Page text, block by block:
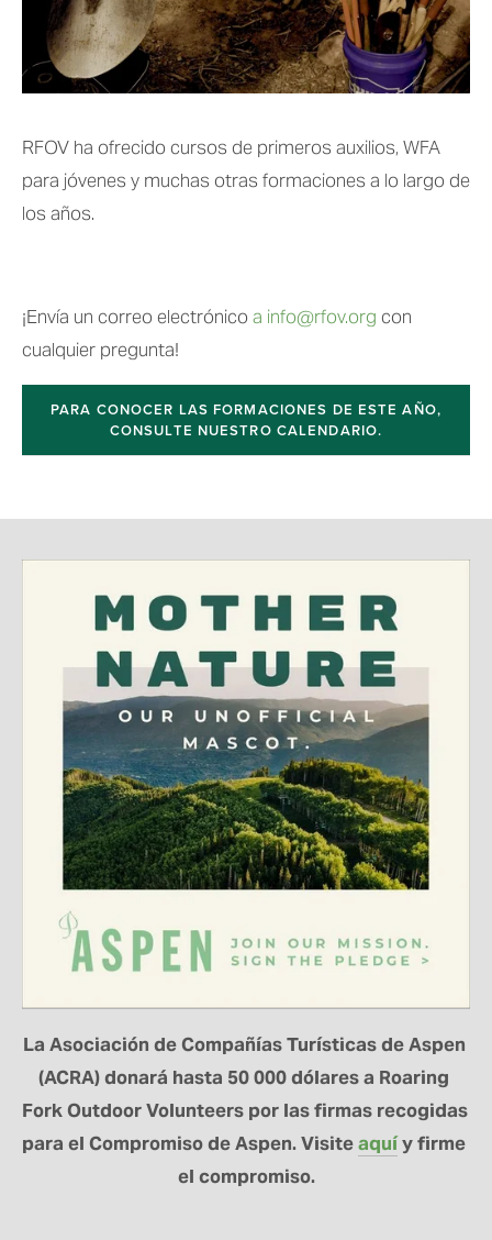
RFOV ha ofrecido cursos de primeros auxilios, WFA
para jóvenes y muchas otras formaciones a lo largo de
los años.
¡Envía un correo electrónico a info@rfov.org con
cualquier pregunta!
PARA CONOCER LAS FORMACIONES DE ESTE AÑO,
CONSULTE NUESTRO CALENDARIO.
La Asociación de Compañías Turísticas de Aspen
(ACRA) donará hasta 50 000 dólares a Roaring
Fork Outdoor Volunteers por las firmas recogidas
para el Compromiso de Aspen. Visite aquí y firme
el compromiso.